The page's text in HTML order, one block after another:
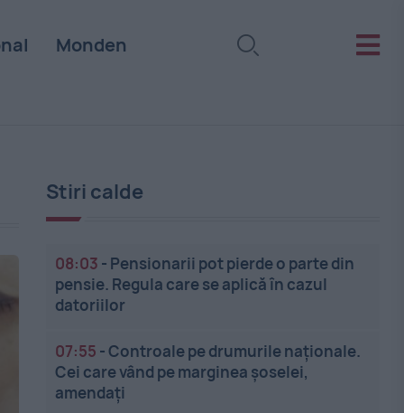
Monden
Stiri calde
08:03 - Pensionarii pot pierde o parte din
pensie. Regula care se aplică în cazul
datoriilor
07:55 -Controale pe drumurile naționale.
Cei care vând pe marginea șoselei,
amendați